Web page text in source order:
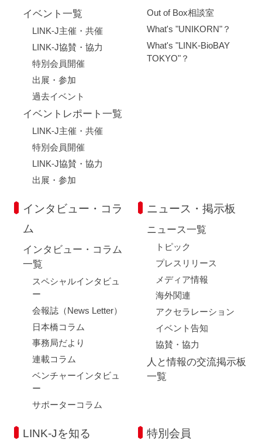
イベント一覧
LINK-J主催・共催
LINK-J協賛・協力
特別会員開催
出展・参加
過去イベント
イベントレポート一覧
LINK-J主催・共催
特別会員開催
LINK-J協賛・協力
出展・参加
Out of Box相談室
What's "UNIKORN"？
What's "LINK-BioBAY
TOKYO"？
インタビュー・コラ
ム
インタビュー・コラム
一覧
スペシャルインタビュ
ー
会報誌（News Letter）
日本橋コラム
事務局だより
連載コラム
ベンチャーインタビュ
ー
サポーターコラム
ニュース・掲示板
ニュース一覧
トピック
プレスリリース
メディア情報
海外関連
アクセラレーション
イベント告知
協賛・協力
人と情報の交流掲示板
一覧
LINK-Jを知る 特別会員